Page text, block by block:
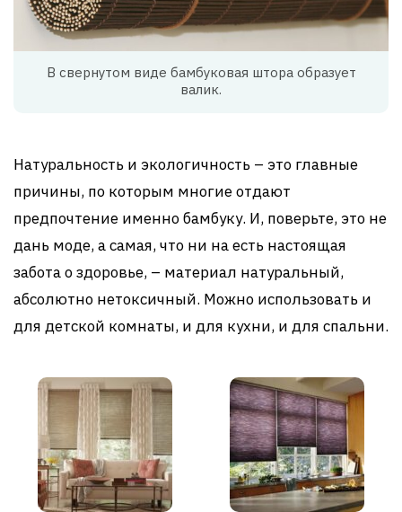
В свернутом виде бамбуковая штора образует
валик.
Натуральность и экологичность – это главные
причины, по которым многие отдают
предпочтение именно бамбуку. И, поверьте, это не
дань моде, а самая, что ни на есть настоящая
забота о здоровье, – материал натуральный,
абсолютно нетоксичный. Можно использовать и
для детской комнаты, и для кухни, и для спальни.